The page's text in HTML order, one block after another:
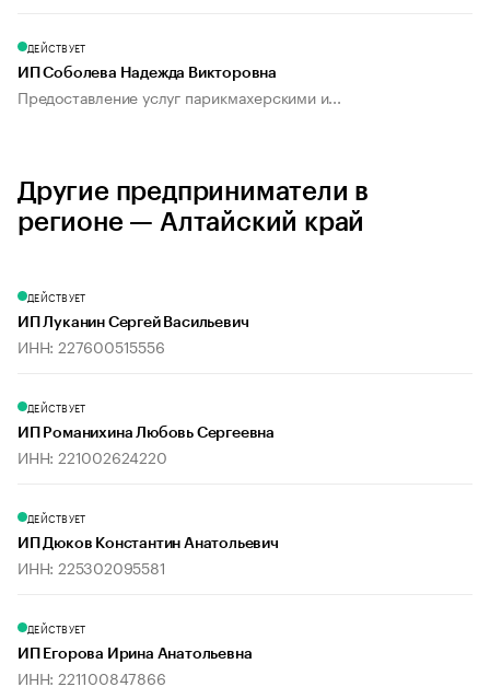
ДЕЙСТВУЕТ
ИП Соболева Надежда Викторовна
Предоставление услуг парикмахерскими и...
Другие предприниматели в
регионе — Алтайский край
ДЕЙСТВУЕТ
ИП Луканин Сергей Васильевич
ИНН: 227600515556
ДЕЙСТВУЕТ
ИП Романихина Любовь Сергеевна
ИНН: 221002624220
ДЕЙСТВУЕТ
ИП Дюков Константин Анатольевич
ИНН: 225302095581
ДЕЙСТВУЕТ
ИП Егорова Ирина Анатольевна
ИНН: 221100847866